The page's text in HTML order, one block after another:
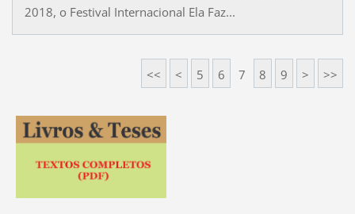
2018, o Festival Internacional Ela Faz...
<< < 5 6 7 8 9 > >>